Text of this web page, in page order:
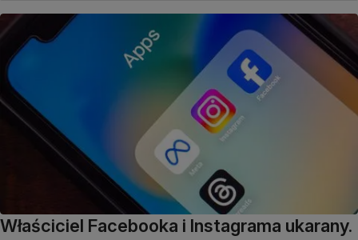
Właściciel Facebooka i Instagrama ukarany.